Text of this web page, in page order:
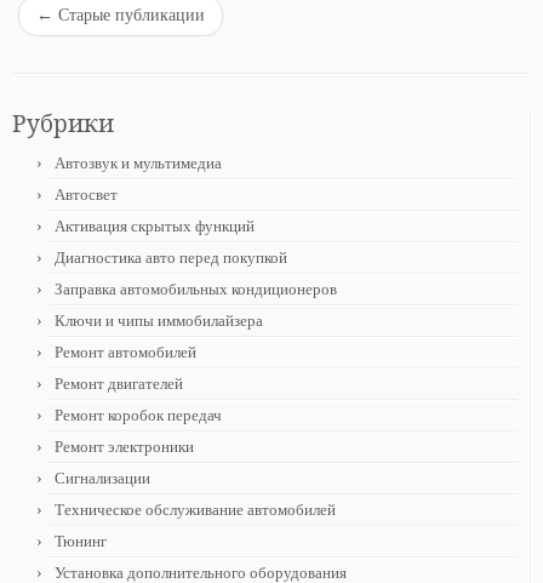
← Старые публикации
Рубрики
Автозвук и мультимедиа
Автосвет
Активация скрытых функций
Диагностика авто перед покупкой
Заправка автомобильных кондиционеров
Ключи и чипы иммобилайзера
Ремонт автомобилей
Ремонт двигателей
Ремонт коробок передач
Ремонт электроники
Сигнализации
Техническое обслуживание автомобилей
Тюнинг
Установка дополнительного оборудования